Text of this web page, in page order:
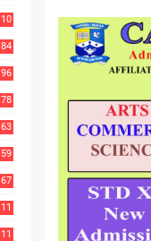
10
84
96
78
63
59
67
11
11